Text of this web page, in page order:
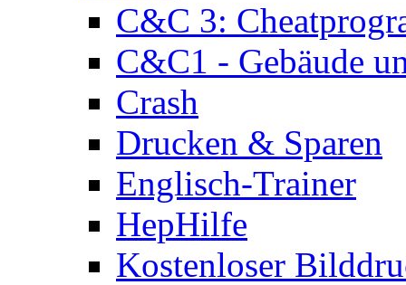
C&C 3:
C&C1 - Gebäude
Crash
Drucken & Sparen
Englisch-Trainer
HepHilfe
Kostenloser